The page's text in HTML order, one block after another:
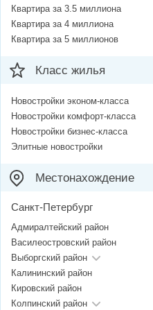
Квартира за 3.5 миллиона
Квартира за 4 миллиона
Квартира за 5 миллионов
Класс жилья
Новостройки эконом-класса
Новостройки комфорт-класса
Новостройки бизнес-класса
Элитные новостройки
Местонахождение
Санкт-Петербург
Адмиралтейский район
Василеостровский район
Выборгский район
Калининский район
Кировский район
Колпинский район